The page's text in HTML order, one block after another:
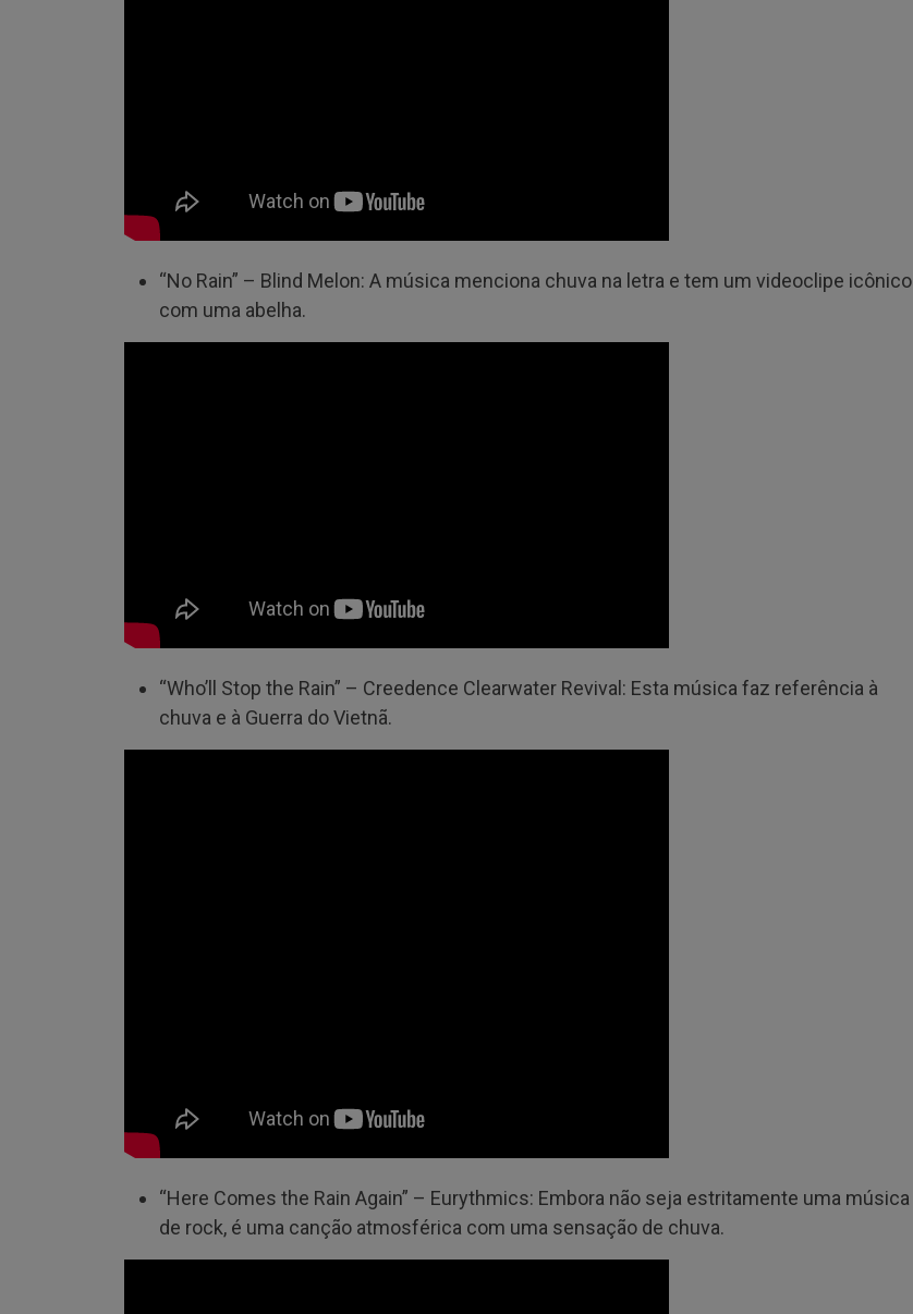
“No Rain” – Blind Melon: A música menciona chuva na letra e tem um videoclipe icônico
com uma abelha.
“Who’ll Stop the Rain” – Creedence Clearwater Revival: Esta música faz referência à
chuva e à Guerra do Vietnã.
“Here Comes the Rain Again” – Eurythmics: Embora não seja estritamente uma música
de rock, é uma canção atmosférica com uma sensação de chuva.